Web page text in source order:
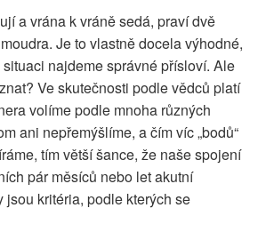
a vrána k vráně sedá, praví dvě
Je to vlastně docela výhodné,
najdeme správné přísloví. Ale
Ve skutečnosti podle vědců platí
volíme podle mnoha různých
ani nepřemýšlíme, a čím víc „bodů“
tím větší šance, že naše spojení
pár měsíců nebo let akutní
jsou kritéria, podle kterých se